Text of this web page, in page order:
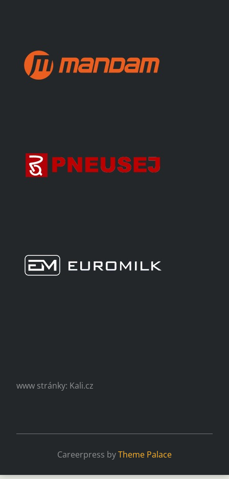
www stránky: Kali.cz
Careerpress byTheme Palace